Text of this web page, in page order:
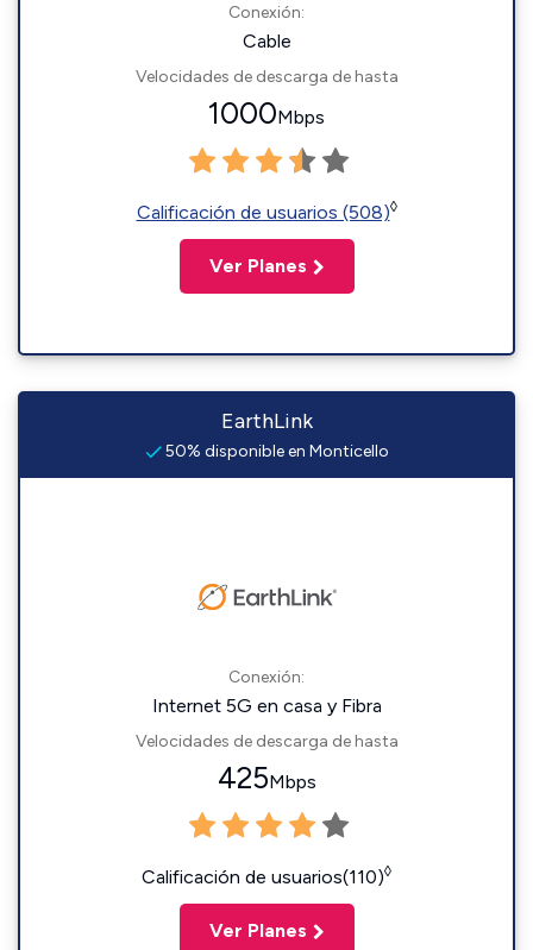
Conexión:
Cable
Velocidades de descarga de hasta
1000Mbps
Calificación de usuarios (508)◊
Ver Planes
EarthLink
50% disponible en Monticello
Conexión:
Internet 5G en casa y Fibra
Velocidades de descarga de hasta
425Mbps
Calificación de usuarios(110)◊
Ver Planes